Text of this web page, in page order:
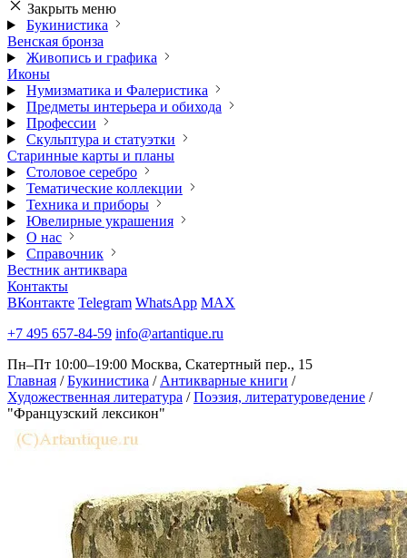
Закрыть меню
Букинистика
Венская бронза
Живопись и графика
Иконы
Нумизматика и Фалеристика
Предметы интерьера и обихода
Профессии
Скульптура и статуэтки
Старинные карты и планы
Столовое серебро
Тематические коллекции
Техника и приборы
Ювелирные украшения
О нас
Справочник
Вестник антиквара
Контакты
ВКонтакте Telegram WhatsApp MAX
+7 495 657-84-59 info@artantique.ru
Пн–Пт 10:00–19:00 Москва, Скатертный пер., 15
Главная / Букинистика / Антикварные книги /
Художественная литература / Поэзия, литературоведение /
"Французский лексикон"